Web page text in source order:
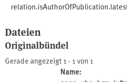
Dateien
Originalbündel
Gerade angezeigt1 - 1 von 1
Name: